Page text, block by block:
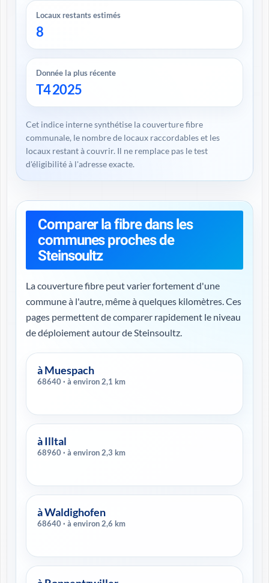
Locaux restants estimés
8
Donnée la plus récente
T4 2025
Cet indice interne synthétise la couverture fibre
communale, le nombre de locaux raccordables et les
locaux restant à couvrir. Il ne remplace pas le test
d'éligibilité à l'adresse exacte.
Comparer la fibre dans les
communes proches de
Steinsoultz
La couverture fibre peut varier fortement d'une
commune à l'autre, même à quelques kilomètres. Ces
pages permettent de comparer rapidement le niveau
de déploiement autour de Steinsoultz.
à Muespach
68640 · à environ 2,1 km
à Illtal
68960 · à environ 2,3 km
à Waldighofen
68640 · à environ 2,6 km